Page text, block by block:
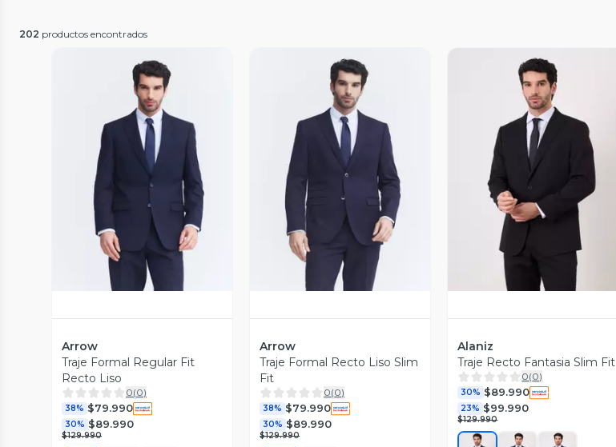
202 productos encontrados
Vista Previa
Arrow
Traje Formal Regular Fit
Recto Liso
0(0)
38% $79.990
30% $89.990
$129.990
Vista Previa
Arrow
Traje Formal Recto Liso Slim
Fit
0(0)
38% $79.990
30% $89.990
$129.990
Vista Previa
Alaniz
Traje Recto Fantasia Slim Fit
0(0)
30% $89.990
23% $99.990
$129.990